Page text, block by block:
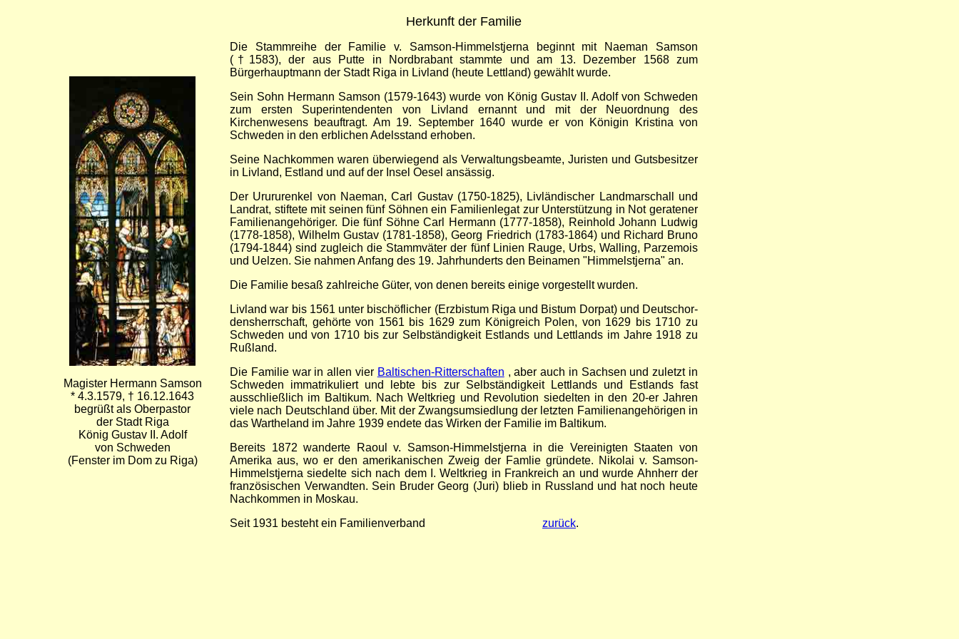
Magister Hermann Samson
* 4.3.1579, † 16.12.1643
begrüßt als Oberpastor
der Stadt Riga
König Gustav II. Adolf
von Schweden
(Fenster im Dom zu Riga)
Herkunft der Familie
Die Stammreihe der Familie v. Samson-Himmelstjerna beginnt mit Naeman Samson
(†1583), der aus Putte in Nordbrabant stammte und am 13. Dezember 1568 zum
Bürgerhauptmann der Stadt Riga in Livland (heute Lettland) gewählt wurde.
Sein Sohn Hermann Samson (1579-1643) wurde von König Gustav II. Adolf von Schweden
zum ersten Superintendenten von Livland ernannt und mit der Neuordnung des
Kirchenwesens beauftragt. Am 19. September 1640 wurde er von Königin Kristina von
Schweden in den erblichen Adelsstand erhoben.
Seine Nachkommen waren überwiegend als Verwaltungsbeamte, Juristen und Gutsbesitzer
in Livland, Estland und auf der Insel Oesel ansässig.
Der Urururenkel von Naeman, Carl Gustav (1750-1825), Livländischer Landmarschall und
Landrat, stiftete mit seinen fünf Söhnen ein Familienlegat zur Unterstützung in Not geratener
Familienangehöriger. Die fünf Söhne Carl Hermann (1777-1858), Reinhold Johann Ludwig
(1778-1858), Wilhelm Gustav (1781-1858), Georg Friedrich (1783-1864) und Richard Bruno
(1794-1844) sind zugleich die Stammväter der fünf Linien Rauge, Urbs, Walling, Parzemois
und Uelzen. Sie nahmen Anfang des 19. Jahrhunderts den Beinamen "Himmelstjerna" an.
Die Familie besaß zahlreiche Güter, von denen bereits einige vorgestellt wurden.
Livland war bis 1561 unter bischöflicher (Erzbistum Riga und Bistum Dorpat) und Deutschor-
densherrschaft, gehörte von 1561 bis 1629 zum Königreich Polen, von 1629 bis 1710 zu
Schweden und von 1710 bis zur Selbständigkeit Estlands und Lettlands im Jahre 1918 zu
Rußland.
Die Familie war in allen vier Baltischen-Ritterschaften , aber auch in Sachsen und zuletzt in
Schweden immatrikuliert und lebte bis zur Selbständigkeit Lettlands und Estlands fast
ausschließlich im Baltikum. Nach Weltkrieg und Revolution siedelten in den 20-er Jahren
viele nach Deutschland über. Mit der Zwangsumsiedlung der letzten Familienangehörigen in
das Wartheland im Jahre 1939 endete das Wirken der Familie im Baltikum.
Bereits 1872 wanderte Raoul v. Samson-Himmelstjerna in die Vereinigten Staaten von
Amerika aus, wo er den amerikanischen Zweig der Famlie gründete. Nikolai v. Samson-
Himmelstjerna siedelte sich nach dem I. Weltkrieg in Frankreich an und wurde Ahnherr der
französischen Verwandten. Sein Bruder Georg (Juri) blieb in Russland und hat noch heute
Nachkommen in Moskau.
Seit 1931 besteht ein Familienverband zurück.